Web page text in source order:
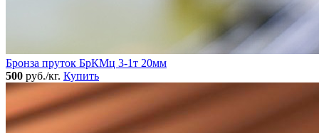
Бронза пруток БрКМц 3-1т 20мм
500 руб./кг. Купить